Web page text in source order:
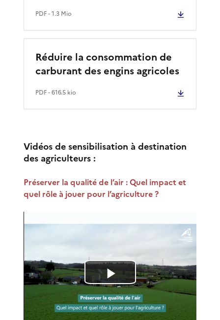
PDF- 1.3 Mio
Réduire la consommation de
carburant des engins agricoles
PDF- 616.5 kio
Vidéos de sensibilisation à destination
des agriculteurs :
Préserver la qualité de l’air : Quel impact et
quel rôle à jouer pour l’agriculture ?
L
i